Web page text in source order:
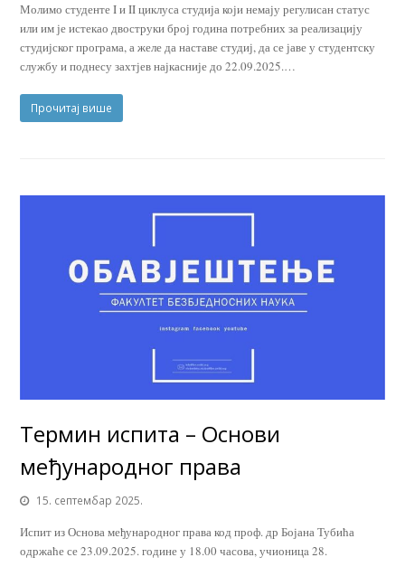
Молимо студенте I и II циклуса студија који немају регулисан статус
или им је истекао двоструки број година потребних за реализацију
студијског програма, а желе да наставе студиј, да се јаве у студентску
службу и поднесу захтјев најкасније до 22.09.2025.…
Прочитај више
Термин испита – Основи
међународног права
15. септембар 2025.
Испит из Основа међународног права код проф. др Бојана Тубића
одржаће се 23.09.2025. године у 18.00 часова, учионицa 28.